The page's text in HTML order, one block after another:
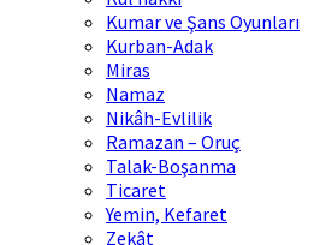
Kumar ve Şans Oyunları
Kurban-Adak
Miras
Namaz
Nikâh-Evlilik
Ramazan – Oruç
Talak-Boşanma
Ticaret
Yemin, Kefaret
Zekât